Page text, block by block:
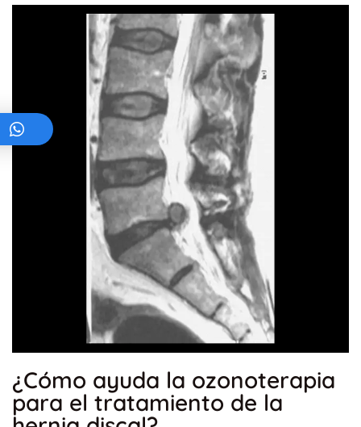
¿Cómo ayuda la ozonoterapia
para el tratamiento de la